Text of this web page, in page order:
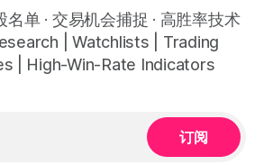
名单 · 交易机会捕捉 · 高胜率技术
| Watchlists | Trading
| High-Win-Rate Indicators
订阅